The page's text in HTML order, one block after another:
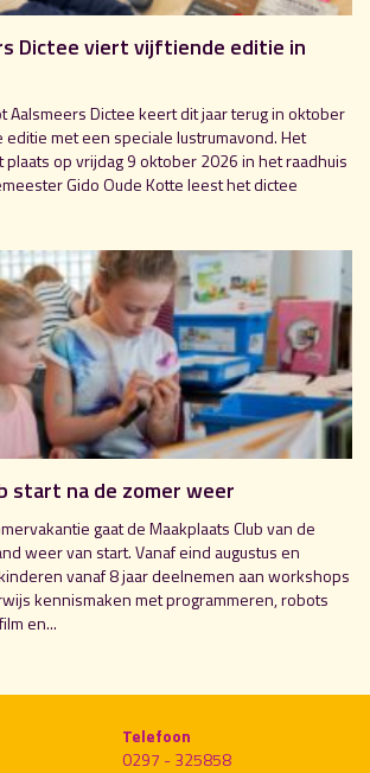
Dictee viert vijftiende editie in
Aalsmeers Dictee keert dit jaar terug in oktober
met een speciale lustrumavond. Het
op vrijdag 9 oktober 2026 in het raadhuis
Gido Oude Kotte leest het dictee
start na de zomer weer
gaat de Maakplaats Club van de
weer van start. Vanaf eind augustus en
vanaf 8 jaar deelnemen aan workshops
kennismaken met programmeren, robots
en...
Telefoon
0297 - 325858